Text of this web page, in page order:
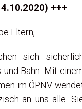
+++
Eltern,
sich
und Bahn. Mit
im ÖPNV
an uns alle.